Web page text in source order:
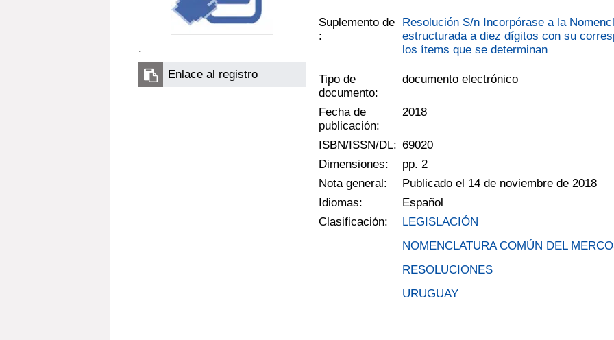
.
Enlace al registro
Suplemento de
:
Resolución S/n Incorpórase a la
estructurada a diez dígitos con su
los ítems que se determinan
Tipo de
documento:
documento electrónico
Fecha de
publicación:
2018
ISBN/ISSN/DL: 69020
Dimensiones:
pp. 2
Nota general:
Publicado el 14 de noviembre de 2018
Idiomas:
Español
Clasificación:
LEGISLACIÓN
NOMENCLATURA COMÚN DEL
RESOLUCIONES
URUGUAY